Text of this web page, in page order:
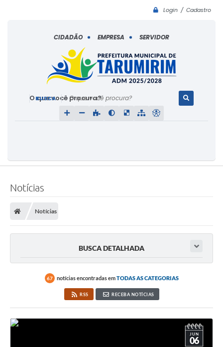
Login / Cadastro
O que você procura?
CIDADÃO EMPRESA SERVIDOR
Notícias
Notícias
BUSCA DETALHADA
67 notícias encontradas emTODAS AS CATEGORIAS
RSS RECEBA NOTÍCIAS
JUN
06